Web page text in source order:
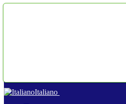
Italiano